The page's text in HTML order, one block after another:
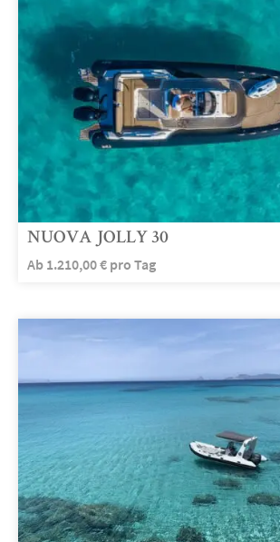
NUOVA JOLLY 30
Ab 1.210,00€ pro Tag